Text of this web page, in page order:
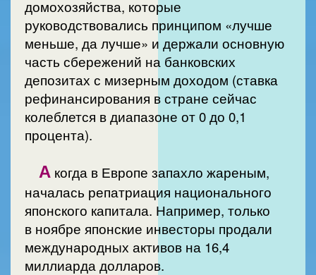
домохозяйства, которые
руководствовались принципом «лучше
меньше, да лучше» и держали основную
часть сбережений на банковских
депозитах с мизерным доходом (ставка
рефинансирования в стране сейчас
колеблется в диапазоне от 0 до 0,1
процента).
А когда в Европе запахло жареным,
началась репатриация национального
японского капитала. Например, только
в ноябре японские инвесторы продали
международных активов на 16,4
миллиарда долларов.